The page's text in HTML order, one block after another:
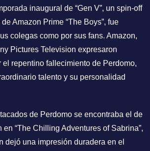
inaugural de “Gen V”, un spin-off
Amazon Prime “The Boys”, fue
colegas como por sus fans. Amazon,
Pictures Television expresaron
el repentino fallecimiento de Perdomo,
talento y su personalidad
de Perdomo se encontraba el de
“The Chilling Adventures of Sabrina”,
dejó una impresión duradera en el